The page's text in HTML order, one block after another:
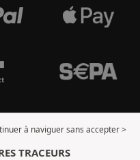
à naviguer sans accepter >
TRACEURS